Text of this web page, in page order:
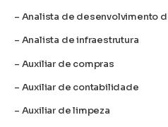
– Analista de desenvolvimento
– Analista de infraestrutura
– Auxiliar de compras
– Auxiliar de contabilidade
– Auxiliar de limpeza